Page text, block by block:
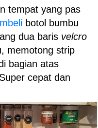
tempat yang pas
botol bumbu
dua baris velcro
memotong strip
bagian atas
cepat dan